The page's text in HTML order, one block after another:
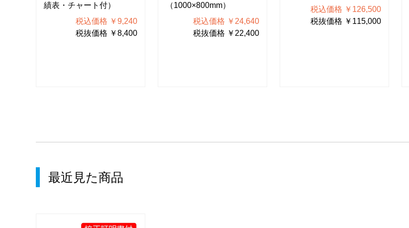
績表・チャート付）
税込価格 ￥9,240
税抜価格 ￥8,400
（1000×800mm）
税込価格 ￥24,640
税抜価格 ￥22,400
税込価格 ￥126,500
税抜価格 ￥115,000
最近見た商品